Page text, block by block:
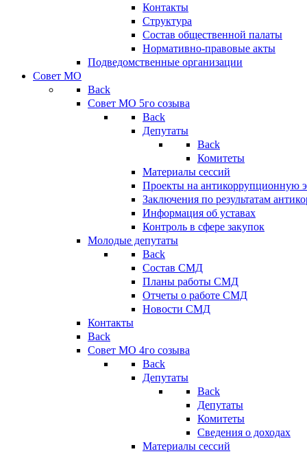
Контакты
Структура
Состав общественной палаты
Нормативно-правовые акты
Подведомственные организации
Совет МО
Back
Совет МО 5го созыва
Back
Депутаты
Back
Комитеты
Материалы сессий
Проекты на антикоррупционную
Заключения по результатам
Информация об уставах
Контроль в сфере закупок
Молодые депутаты
Back
Состав СМД
Планы работы СМД
Отчеты о работе СМД
Новости СМД
Контакты
Back
Совет МО 4го созыва
Back
Депутаты
Back
Депутаты
Комитеты
Сведения о доходах
Материалы сессий